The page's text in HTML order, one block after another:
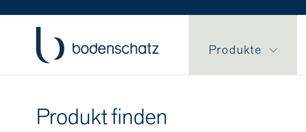
Produkte
Produkt finden